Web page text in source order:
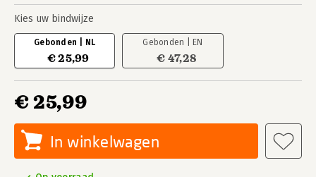
Kies uw bindwijze
Gebonden | NL
€ 25,99
Gebonden | EN
€ 47,28
€ 25,99
In winkelwagen